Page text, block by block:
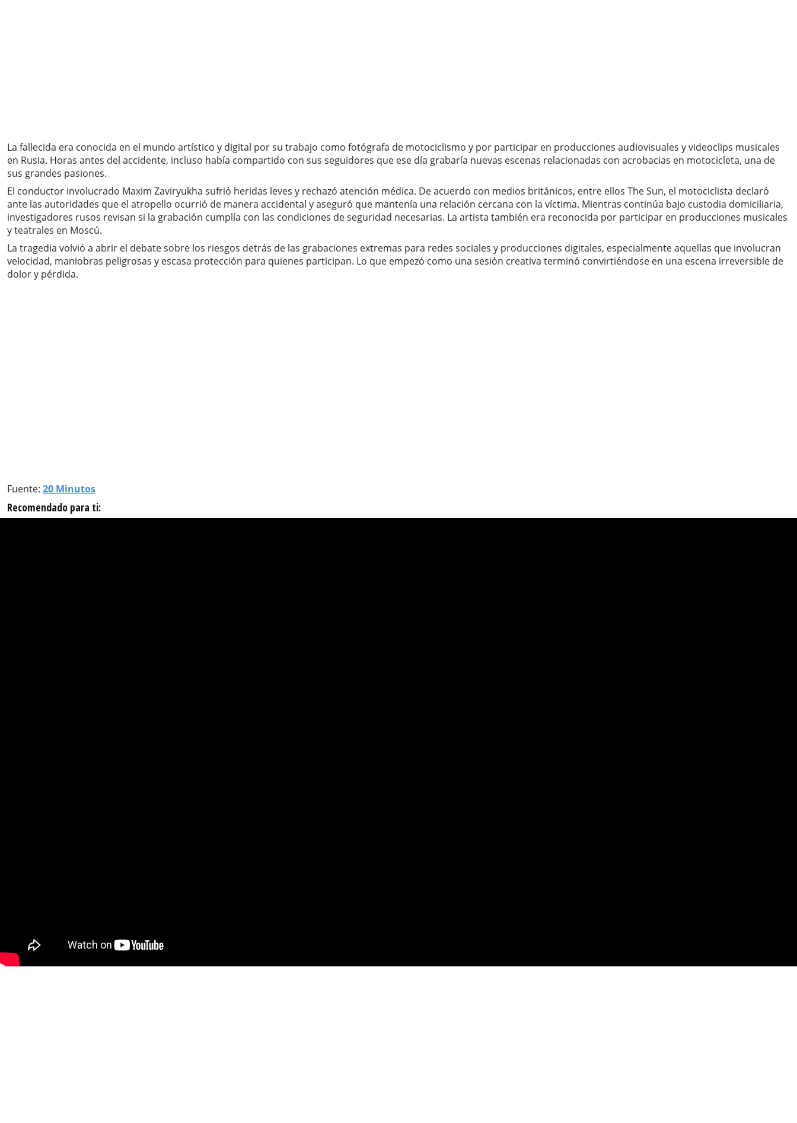
La fallecida era conocida en el mundo artístico y digital por su trabajo como fotógrafa de motociclismo y por participar en producciones audiovisuales y videoclips musicales
en Rusia. Horas antes del accidente, incluso había compartido con sus seguidores que ese día grabaría nuevas escenas relacionadas con acrobacias en motocicleta, una de
sus grandes pasiones.
El conductor involucrado Maxim Zaviryukha sufrió heridas leves y rechazó atención médica. De acuerdo con medios británicos, entre ellos The Sun, el motociclista declaró
ante las autoridades que el atropello ocurrió de manera accidental y aseguró que mantenía una relación cercana con la víctima. Mientras continúa bajo custodia domiciliaria,
investigadores rusos revisan si la grabación cumplía con las condiciones de seguridad necesarias. La artista también era reconocida por participar en producciones musicales
y teatrales en Moscú.
La tragedia volvió a abrir el debate sobre los riesgos detrás de las grabaciones extremas para redes sociales y producciones digitales, especialmente aquellas que involucran
velocidad, maniobras peligrosas y escasa protección para quienes participan. Lo que empezó como una sesión creativa terminó convirtiéndose en una escena irreversible de
dolor y pérdida.
Fuente: 20 Minutos
Recomendado para ti: